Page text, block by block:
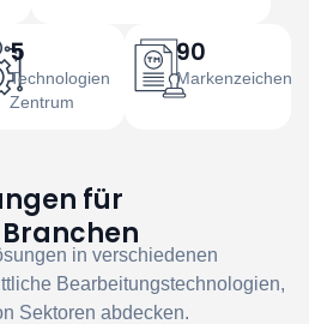
5
Technologien
Zentrum
90
Markenzeichen
für
in verschiedenen
Bearbeitungstechnologien,
Sektoren abdecken.